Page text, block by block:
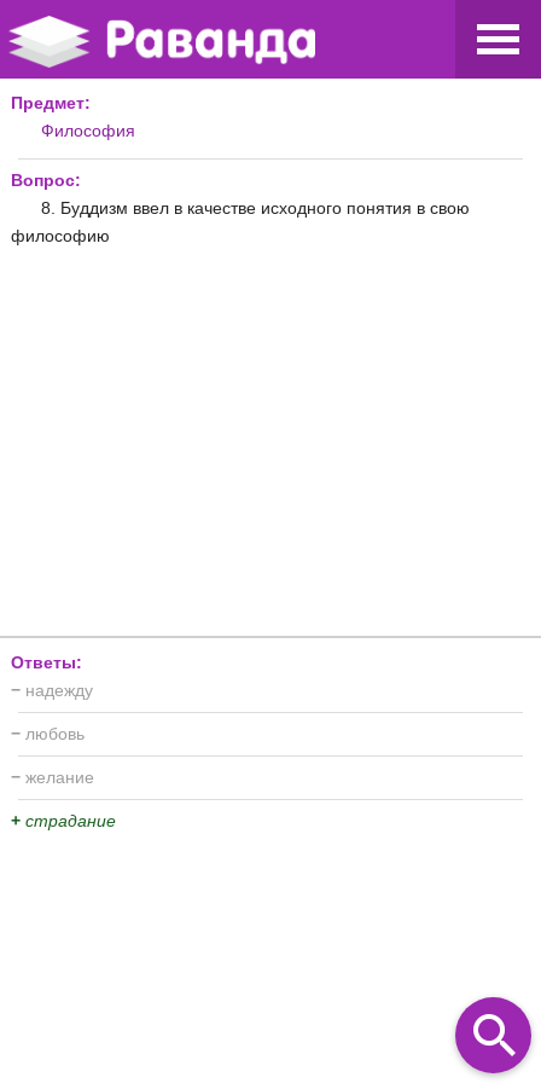
Предмет:
Философия
Вопрос:
8. Буддизм ввел в качестве исходного понятия в свою
философию
Ответы:
− надежду
− любовь
− желание
+ страдание